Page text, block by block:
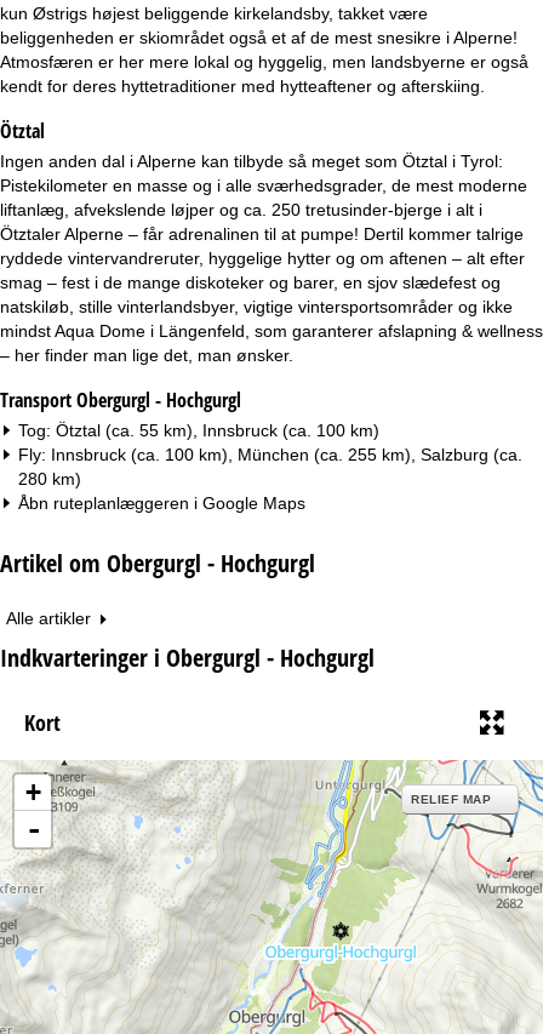
kun Østrigs højest beliggende kirkelandsby, takket være
beliggenheden er skiområdet også et af de mest snesikre i Alperne!
Atmosfæren er her mere lokal og hyggelig, men landsbyerne er også
kendt for deres hyttetraditioner med hytteaftener og afterskiing.
Ötztal
Ingen anden dal i Alperne kan tilbyde så meget som Ötztal i Tyrol:
Pistekilometer en masse og i alle sværhedsgrader, de mest moderne
liftanlæg, afvekslende løjper og ca. 250 tretusinder-bjerge i alt i
Ötztaler Alperne – får adrenalinen til at pumpe! Dertil kommer talrige
ryddede vintervandreruter, hyggelige hytter og om aftenen – alt efter
smag – fest i de mange diskoteker og barer, en sjov slædefest og
natskiløb, stille vinterlandsbyer, vigtige vintersportsområder og ikke
mindst Aqua Dome i Längenfeld, som garanterer afslapning & wellness
– her finder man lige det, man ønsker.
Transport Obergurgl - Hochgurgl
Tog: Ötztal (ca. 55 km), Innsbruck (ca. 100 km)
Fly: Innsbruck (ca. 100 km), München (ca. 255 km), Salzburg (ca.
280 km)
Åbn ruteplanlæggeren i Google Maps
Artikel om Obergurgl - Hochgurgl
Alle artikler
Indkvarteringer i Obergurgl - Hochgurgl
Kort
+
-
RELIEF MAP